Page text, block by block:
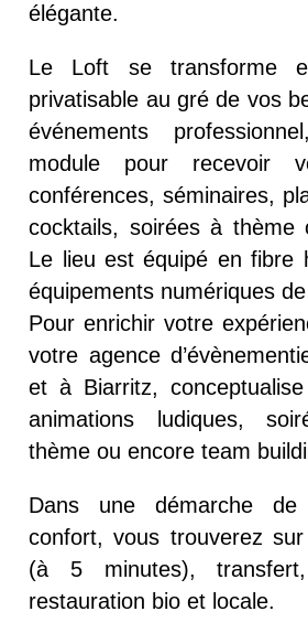
élégante.
Le Loft se transforme
privatisable au gré de vos
événements
module pour recevoir
conférences, séminaires,
cocktails, soirées à
Le lieu est équipé en fibre
équipements numériques
Pour enrichir votre
votre agence
et à Biarritz,
animations ludiques,
thème ou encore team
Dans une démarche
confort, vous trouverez
(à 5 minutes), transfert,
restauration bio et locale.